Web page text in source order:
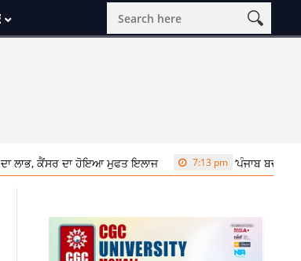
ਦਾ ਹੋਇਆ ਮੁਫਤ ਇਲਾਜ 7:13 pm ‘ਪੰਜਾਬ ਬਚਾਓ’ ਰੈਲੀ ‘ਚ